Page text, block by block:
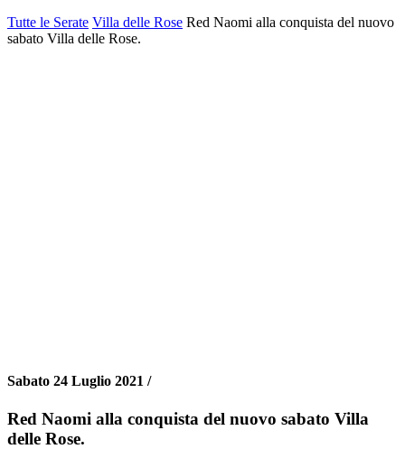
Tutte le Serate Villa delle Rose Red Naomi alla conquista del nuovo
sabato Villa delle Rose.
Sabato 24 Luglio 2021 /
Red Naomi alla conquista del nuovo sabato Villa
delle Rose.